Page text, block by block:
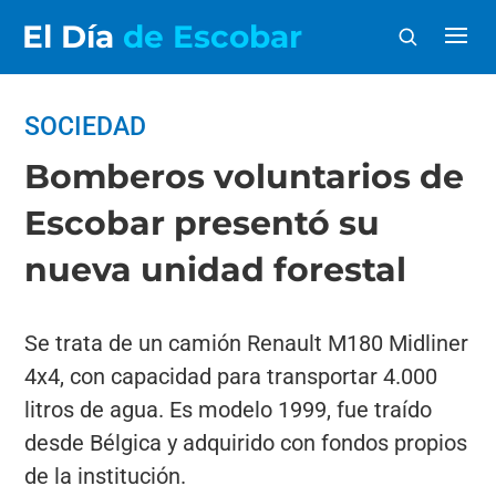
El Día de Escobar
SOCIEDAD
Bomberos voluntarios de
Escobar presentó su
nueva unidad forestal
Se trata de un camión Renault M180 Midliner
4x4, con capacidad para transportar 4.000
litros de agua. Es modelo 1999, fue traído
desde Bélgica y adquirido con fondos propios
de la institución.